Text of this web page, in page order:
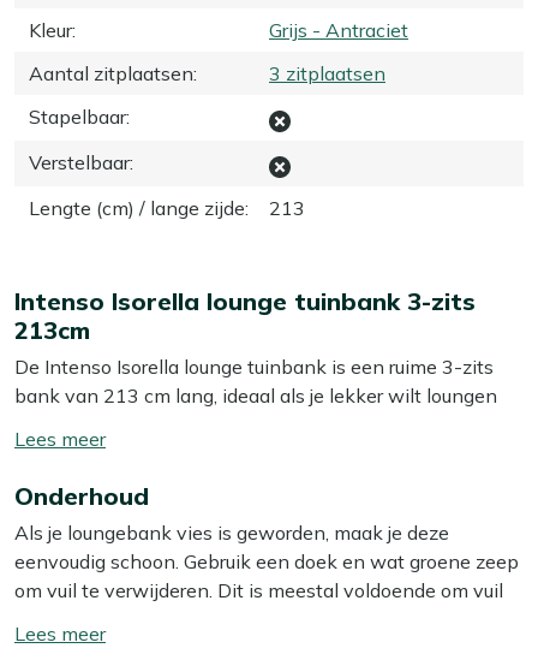
Kleur:
Grijs - Antraciet
Aantal zitplaatsen:
3 zitplaatsen
Stapelbaar:
Verstelbaar:
Lengte (cm) / lange zijde: 213
Intenso Isorella lounge tuinbank 3-zits
213cm
De Intenso Isorella lounge tuinbank is een ruime 3-zits
bank van 213 cm lang, ideaal als je lekker wilt loungen
met donkergrijs frame en de inbegrepen kussens zit je
hoeven zoeken. Door de ruime lengte kun je makkelijk
languit zitten of lekker onderuit met een boek en een
drankje. Deze bank komt het beste tot zijn recht op een
terras, veranda of in een loungehoek waar je echt de tijd
neemt om buiten te zitten.
Toon/verberg
meer
Onderhoud
Als je loungebank vies is geworden, maak je deze
eenvoudig schoon. Gebruik een doek en wat groene zeep
om vuil te verwijderen. Dit is meestal voldoende om vuil
genoeg. Toch raden we aan om je loungebank minstens
Toon/verberg